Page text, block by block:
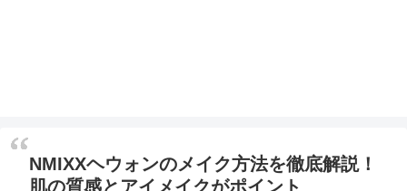
NMIXXヘウォンのメイク方法を徹底解説！
肌の質感とアイメイクがポイント